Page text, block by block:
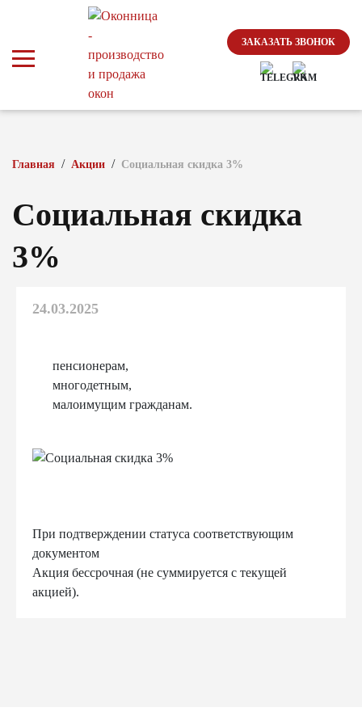
ЗАКАЗАТЬ ЗВОНОК
Главная / Акции / Социальная скидка 3%
Социальная скидка
3%
24.03.2025
пенсионерам,
многодетным,
малоимущим гражданам.
При подтверждении статуса соответствующим
документом
Акция бессрочная (не суммируется с текущей
акцией).